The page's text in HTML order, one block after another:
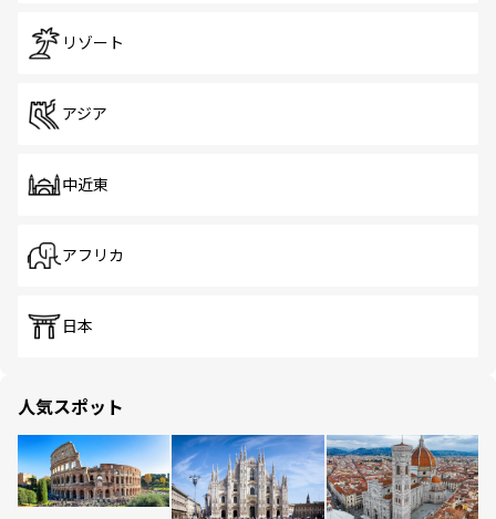
リゾート
アジア
中近東
アフリカ
日本
人気スポット